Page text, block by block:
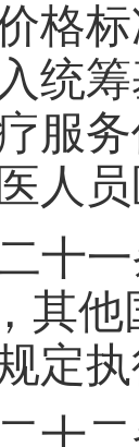
格
统
服
人
十
，其
定执